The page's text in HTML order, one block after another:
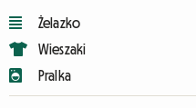
Żelazko
Wieszaki
Pralka